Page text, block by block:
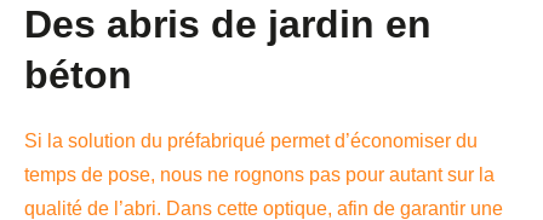
Des abris de jardin en
béton
Si la solution du préfabriqué permet d’économiser du
temps de pose, nous ne rognons pas pour autant sur la
qualité de l’abri. Dans cette optique, afin de garantir une